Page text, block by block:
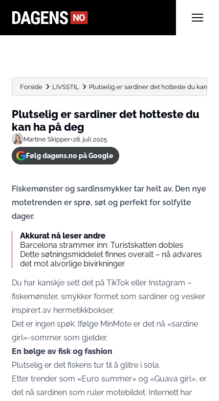
Forside LIVSSTIL Plutselig er sardiner det hotteste du kan ha
Plutselig er sardiner det hotteste du
kan ha på deg
Martine Skipper•28. juli 2025
Følg dagens.no på Google
Fiskemønster og sardinsmykker tar helt av. Den nye
motetrenden er sprø, søt og perfekt for solfylte
dager.
Akkurat nå leser andre
Barcelona strammer inn: Turistskatten dobles
Dette søtningsmiddelet finnes overalt – nå advares
det mot alvorlige bivirkninger
Du har kanskje sett det på TikTok eller Instagram –
fiskemønster, smykker formet som sardiner og vesker
inspirert av hermetikkbokser.
Det er ingen spøk: Ifølge MinMote er det nå «sardine
girl»-sommer som gjelder.
En bølge av fisk og fashion
Plutselig er det fiskens tur til å glitre i sola.
Etter trender som «Euro summer» og «Guava girl», er
det nå sardinen som ruler motebildet. Internett har